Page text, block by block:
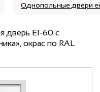
Однопольные двери
дверь EI-60 с
окрас по RAL